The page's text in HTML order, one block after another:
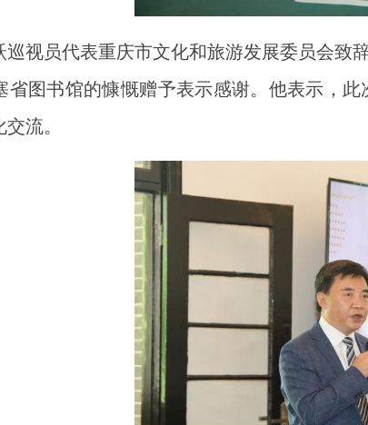
巡视员代表重庆市文化和旅游发展委员会致
省图书馆的慷慨赠予表示感谢。他表示，
流。